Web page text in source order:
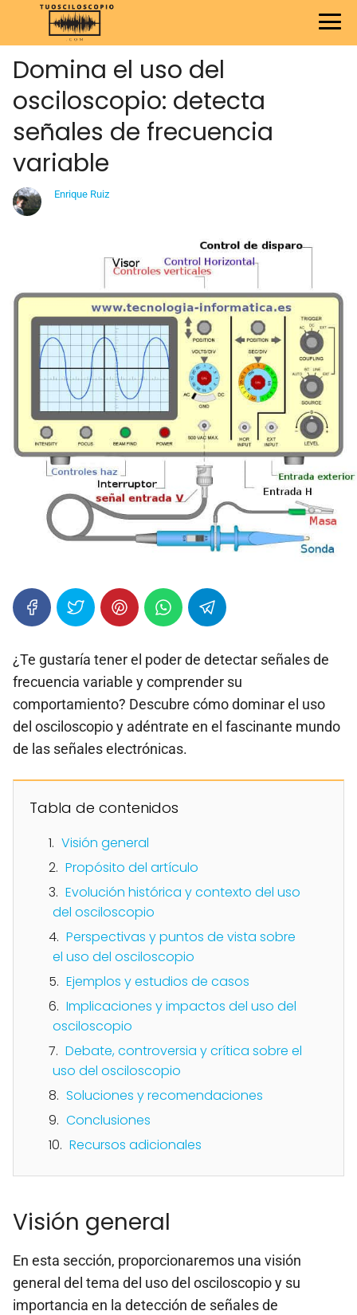
Domina el uso del
osciloscopio: detecta
señales de frecuencia
variable
Enrique Ruiz
¿Te gustaría tener el poder de detectar señales de
frecuencia variable y comprender su
comportamiento? Descubre cómo dominar el uso
del osciloscopio y adéntrate en el fascinante mundo
de las señales electrónicas.
Tabla de contenidos
Visión general
Propósito del artículo
Evolución histórica y contexto del uso
del osciloscopio
Perspectivas y puntos de vista sobre
el uso del osciloscopio
Ejemplos y estudios de casos
Implicaciones y impactos del uso del
osciloscopio
Debate, controversia y crítica sobre el
uso del osciloscopio
Soluciones y recomendaciones
Conclusiones
Recursos adicionales
Visión general
En esta sección, proporcionaremos una visión
general del tema del uso del osciloscopio y su
importancia en la detección de señales de